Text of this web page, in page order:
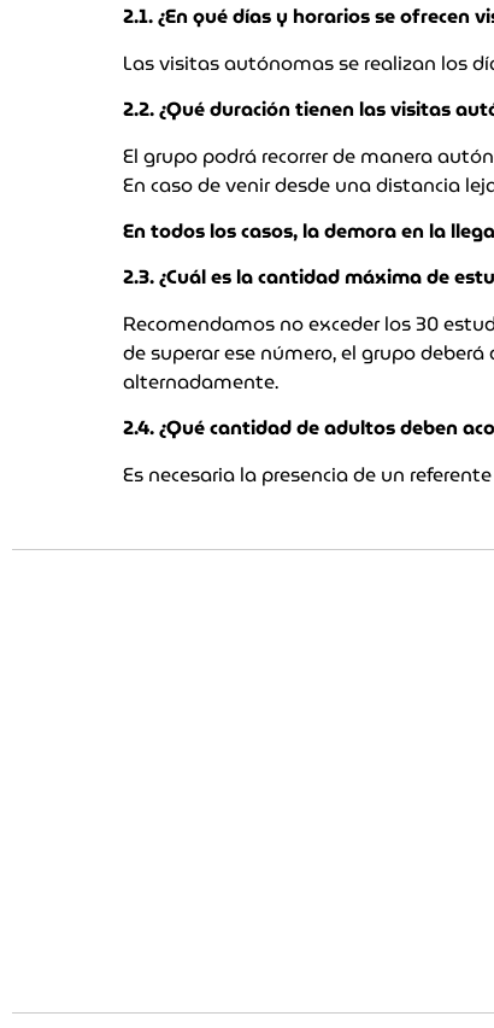
2.1. ¿En qué días y horarios se ofrecen
Las visitas autónomas se realizan los
2.2. ¿Qué duración tienen las visitas
El grupo podrá recorrer de manera
En caso de venir desde una distancia
En todos los casos, la demora en la
2.3. ¿Cuál es la cantidad máxima de
Recomendamos no exceder los 30
de superar ese número, el grupo
alternadamente.
2.4. ¿Qué cantidad de adultos deben
Es necesaria la presencia de un